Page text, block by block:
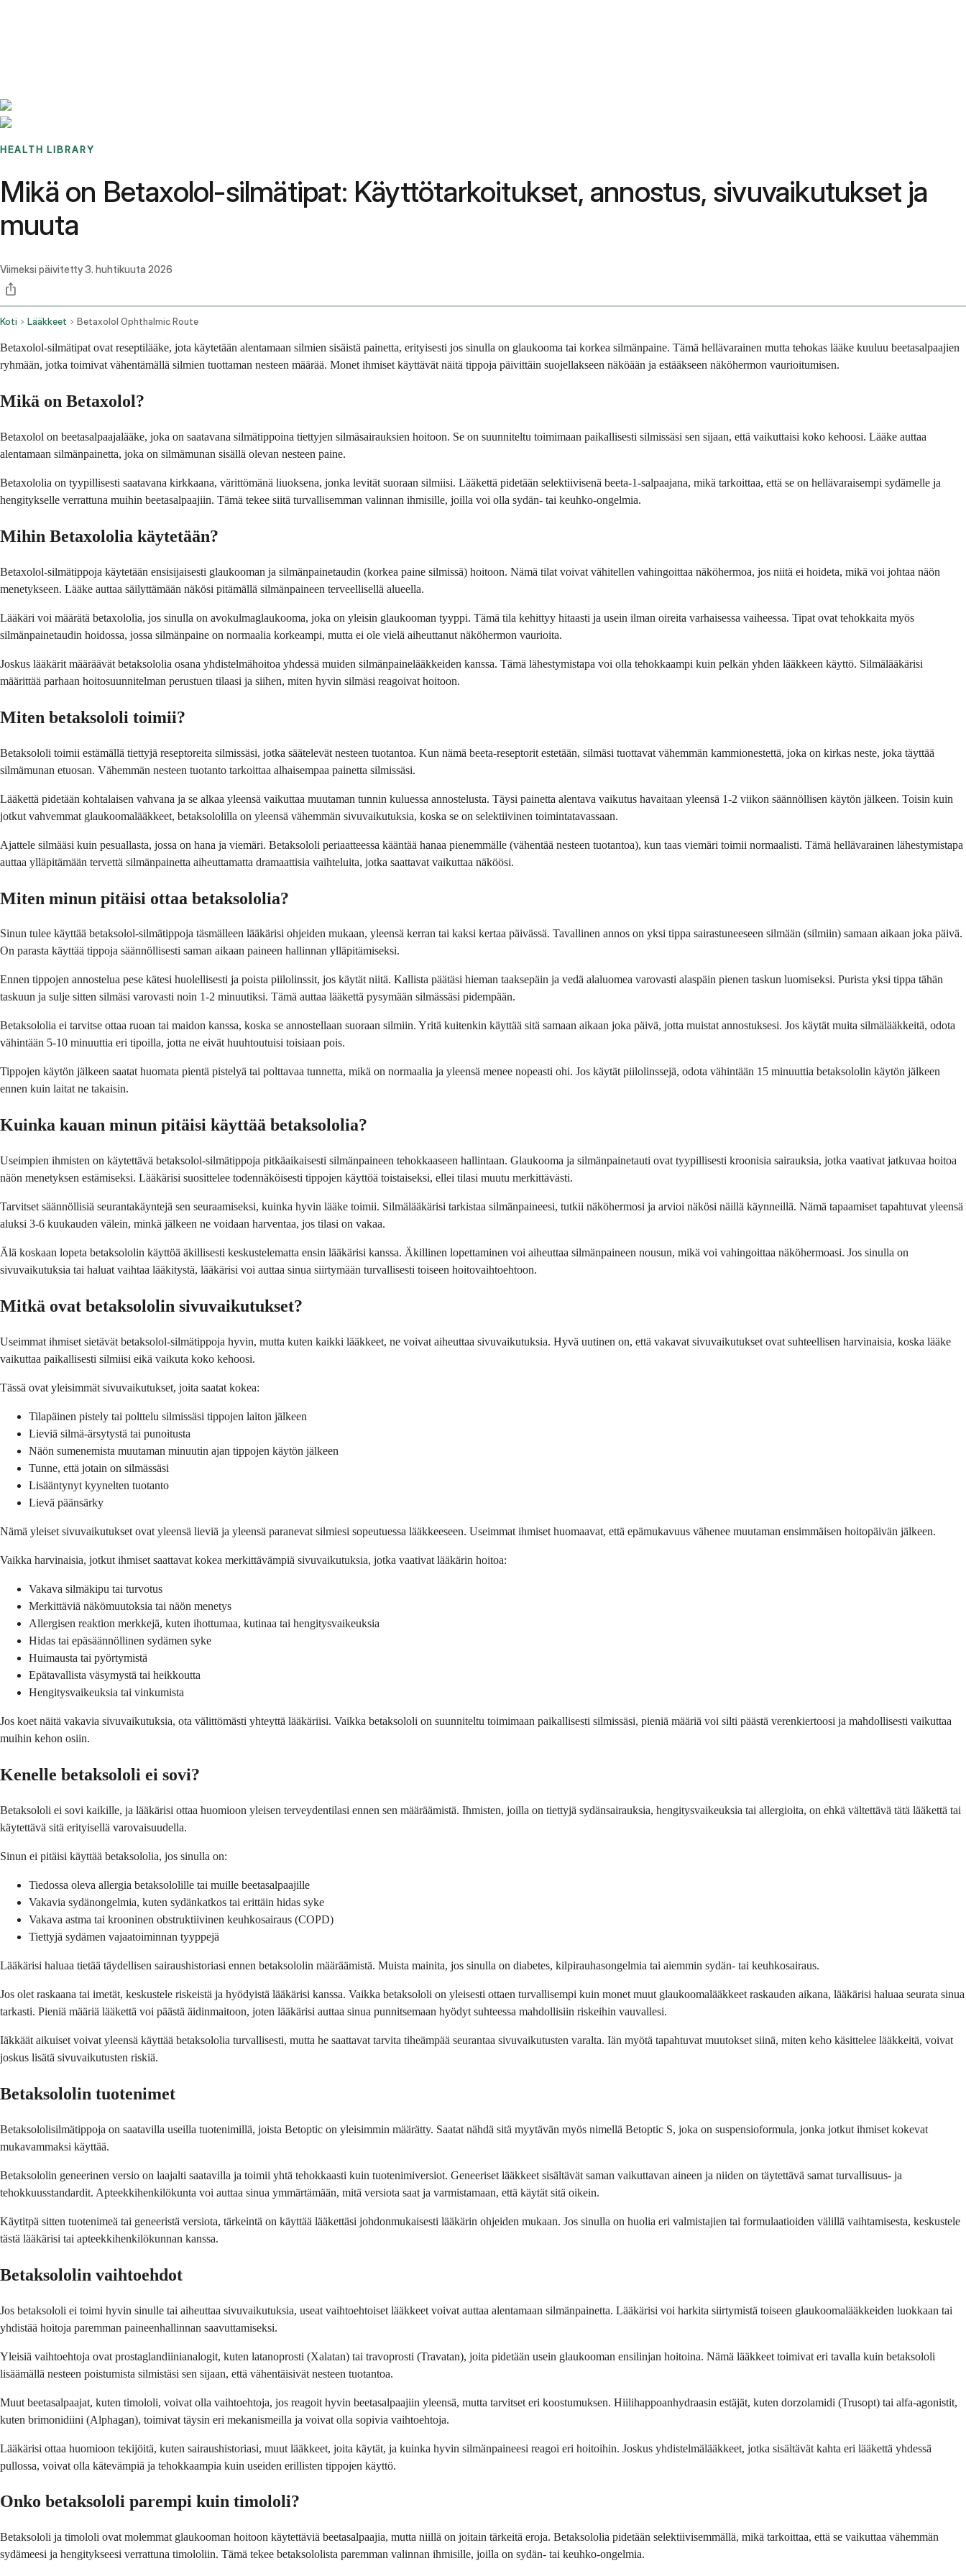
HEALTH LIBRARY
Mikä on Betaxolol-silmätipat: Käyttötarkoitukset, annostus, sivuvaikutukset ja
muuta
Viimeksi päivitetty3. huhtikuuta 2026
Koti Lääkkeet Betaxolol Ophthalmic Route
Betaxolol-silmätipat ovat reseptilääke, jota käytetään alentamaan silmien sisäistä painetta, erityisesti jos sinulla on glaukooma tai korkea silmänpaine. Tämä hellävarainen mutta tehokas lääke kuuluu beetasalpaajien
ryhmään, jotka toimivat vähentämällä silmien tuottaman nesteen määrää. Monet ihmiset käyttävät näitä tippoja päivittäin suojellakseen näköään ja estääkseen näköhermon vaurioitumisen.
Mikä on Betaxolol?
Betaxolol on beetasalpaajalääke, joka on saatavana silmätippoina tiettyjen silmäsairauksien hoitoon. Se on suunniteltu toimimaan paikallisesti silmissäsi sen sijaan, että vaikuttaisi koko kehoosi. Lääke auttaa
alentamaan silmänpainetta, joka on silmämunan sisällä olevan nesteen paine.
Betaxololia on tyypillisesti saatavana kirkkaana, värittömänä liuoksena, jonka levität suoraan silmiisi. Lääkettä pidetään selektiivisenä beeta-1-salpaajana, mikä tarkoittaa, että se on hellävaraisempi sydämelle ja
hengitykselle verrattuna muihin beetasalpaajiin. Tämä tekee siitä turvallisemman valinnan ihmisille, joilla voi olla sydän- tai keuhko-ongelmia.
Mihin Betaxololia käytetään?
Betaxolol-silmätippoja käytetään ensisijaisesti glaukooman ja silmänpainetaudin (korkea paine silmissä) hoitoon. Nämä tilat voivat vähitellen vahingoittaa näköhermoa, jos niitä ei hoideta, mikä voi johtaa näön
menetykseen. Lääke auttaa säilyttämään näkösi pitämällä silmänpaineen terveellisellä alueella.
Lääkäri voi määrätä betaxololia, jos sinulla on avokulmaglaukooma, joka on yleisin glaukooman tyyppi. Tämä tila kehittyy hitaasti ja usein ilman oireita varhaisessa vaiheessa. Tipat ovat tehokkaita myös
silmänpainetaudin hoidossa, jossa silmänpaine on normaalia korkeampi, mutta ei ole vielä aiheuttanut näköhermon vaurioita.
Joskus lääkärit määräävät betaksololia osana yhdistelmähoitoa yhdessä muiden silmänpainelääkkeiden kanssa. Tämä lähestymistapa voi olla tehokkaampi kuin pelkän yhden lääkkeen käyttö. Silmälääkärisi
määrittää parhaan hoitosuunnitelman perustuen tilaasi ja siihen, miten hyvin silmäsi reagoivat hoitoon.
Miten betaksololi toimii?
Betaksololi toimii estämällä tiettyjä reseptoreita silmissäsi, jotka säätelevät nesteen tuotantoa. Kun nämä beeta-reseptorit estetään, silmäsi tuottavat vähemmän kammionestettä, joka on kirkas neste, joka täyttää
silmämunan etuosan. Vähemmän nesteen tuotanto tarkoittaa alhaisempaa painetta silmissäsi.
Lääkettä pidetään kohtalaisen vahvana ja se alkaa yleensä vaikuttaa muutaman tunnin kuluessa annostelusta. Täysi painetta alentava vaikutus havaitaan yleensä 1-2 viikon säännöllisen käytön jälkeen. Toisin kuin
jotkut vahvemmat glaukoomalääkkeet, betaksololilla on yleensä vähemmän sivuvaikutuksia, koska se on selektiivinen toimintatavassaan.
Ajattele silmääsi kuin pesuallasta, jossa on hana ja viemäri. Betaksololi periaatteessa kääntää hanaa pienemmälle (vähentää nesteen tuotantoa), kun taas viemäri toimii normaalisti. Tämä hellävarainen lähestymistapa
auttaa ylläpitämään tervettä silmänpainetta aiheuttamatta dramaattisia vaihteluita, jotka saattavat vaikuttaa näköösi.
Miten minun pitäisi ottaa betaksololia?
Sinun tulee käyttää betaksolol-silmätippoja täsmälleen lääkärisi ohjeiden mukaan, yleensä kerran tai kaksi kertaa päivässä. Tavallinen annos on yksi tippa sairastuneeseen silmään (silmiin) samaan aikaan joka päivä.
On parasta käyttää tippoja säännöllisesti saman aikaan paineen hallinnan ylläpitämiseksi.
Ennen tippojen annostelua pese kätesi huolellisesti ja poista piilolinssit, jos käytät niitä. Kallista päätäsi hieman taaksepäin ja vedä alaluomea varovasti alaspäin pienen taskun luomiseksi. Purista yksi tippa tähän
taskuun ja sulje sitten silmäsi varovasti noin 1-2 minuutiksi. Tämä auttaa lääkettä pysymään silmässäsi pidempään.
Betaksololia ei tarvitse ottaa ruoan tai maidon kanssa, koska se annostellaan suoraan silmiin. Yritä kuitenkin käyttää sitä samaan aikaan joka päivä, jotta muistat annostuksesi. Jos käytät muita silmälääkkeitä, odota
vähintään 5-10 minuuttia eri tipoilla, jotta ne eivät huuhtoutuisi toisiaan pois.
Tippojen käytön jälkeen saatat huomata pientä pistelyä tai polttavaa tunnetta, mikä on normaalia ja yleensä menee nopeasti ohi. Jos käytät piilolinssejä, odota vähintään 15 minuuttia betaksololin käytön jälkeen
ennen kuin laitat ne takaisin.
Kuinka kauan minun pitäisi käyttää betaksololia?
Useimpien ihmisten on käytettävä betaksolol-silmätippoja pitkäaikaisesti silmänpaineen tehokkaaseen hallintaan. Glaukooma ja silmänpainetauti ovat tyypillisesti kroonisia sairauksia, jotka vaativat jatkuvaa hoitoa
näön menetyksen estämiseksi. Lääkärisi suosittelee todennäköisesti tippojen käyttöä toistaiseksi, ellei tilasi muutu merkittävästi.
Tarvitset säännöllisiä seurantakäyntejä sen seuraamiseksi, kuinka hyvin lääke toimii. Silmälääkärisi tarkistaa silmänpaineesi, tutkii näköhermosi ja arvioi näkösi näillä käynneillä. Nämä tapaamiset tapahtuvat yleensä
aluksi 3-6 kuukauden välein, minkä jälkeen ne voidaan harventaa, jos tilasi on vakaa.
Älä koskaan lopeta betaksololin käyttöä äkillisesti keskustelematta ensin lääkärisi kanssa. Äkillinen lopettaminen voi aiheuttaa silmänpaineen nousun, mikä voi vahingoittaa näköhermoasi. Jos sinulla on
sivuvaikutuksia tai haluat vaihtaa lääkitystä, lääkärisi voi auttaa sinua siirtymään turvallisesti toiseen hoitovaihtoehtoon.
Mitkä ovat betaksololin sivuvaikutukset?
Useimmat ihmiset sietävät betaksolol-silmätippoja hyvin, mutta kuten kaikki lääkkeet, ne voivat aiheuttaa sivuvaikutuksia. Hyvä uutinen on, että vakavat sivuvaikutukset ovat suhteellisen harvinaisia, koska lääke
vaikuttaa paikallisesti silmiisi eikä vaikuta koko kehoosi.
Tässä ovat yleisimmät sivuvaikutukset, joita saatat kokea:
Tilapäinen pistely tai polttelu silmissäsi tippojen laiton jälkeen
Lieviä silmä-ärsytystä tai punoitusta
Näön sumenemista muutaman minuutin ajan tippojen käytön jälkeen
Tunne, että jotain on silmässäsi
Lisääntynyt kyynelten tuotanto
Lievä päänsärky
Nämä yleiset sivuvaikutukset ovat yleensä lieviä ja yleensä paranevat silmiesi sopeutuessa lääkkeeseen. Useimmat ihmiset huomaavat, että epämukavuus vähenee muutaman ensimmäisen hoitopäivän jälkeen.
Vaikka harvinaisia, jotkut ihmiset saattavat kokea merkittävämpiä sivuvaikutuksia, jotka vaativat lääkärin hoitoa:
Vakava silmäkipu tai turvotus
Merkittäviä näkömuutoksia tai näön menetys
Allergisen reaktion merkkejä, kuten ihottumaa, kutinaa tai hengitysvaikeuksia
Hidas tai epäsäännöllinen sydämen syke
Huimausta tai pyörtymistä
Epätavallista väsymystä tai heikkoutta
Hengitysvaikeuksia tai vinkumista
Jos koet näitä vakavia sivuvaikutuksia, ota välittömästi yhteyttä lääkäriisi. Vaikka betaksololi on suunniteltu toimimaan paikallisesti silmissäsi, pieniä määriä voi silti päästä verenkiertoosi ja mahdollisesti vaikuttaa
muihin kehon osiin.
Kenelle betaksololi ei sovi?
Betaksololi ei sovi kaikille, ja lääkärisi ottaa huomioon yleisen terveydentilasi ennen sen määräämistä. Ihmisten, joilla on tiettyjä sydänsairauksia, hengitysvaikeuksia tai allergioita, on ehkä vältettävä tätä lääkettä tai
käytettävä sitä erityisellä varovaisuudella.
Sinun ei pitäisi käyttää betaksololia, jos sinulla on:
Tiedossa oleva allergia betaksololille tai muille beetasalpaajille
Vakavia sydänongelmia, kuten sydänkatkos tai erittäin hidas syke
Vakava astma tai krooninen obstruktiivinen keuhkosairaus (COPD)
Tiettyjä sydämen vajaatoiminnan tyyppejä
Lääkärisi haluaa tietää täydellisen sairaushistoriasi ennen betaksololin määräämistä. Muista mainita, jos sinulla on diabetes, kilpirauhasongelmia tai aiemmin sydän- tai keuhkosairaus.
Jos olet raskaana tai imetät, keskustele riskeistä ja hyödyistä lääkärisi kanssa. Vaikka betaksololi on yleisesti ottaen turvallisempi kuin monet muut glaukoomalääkkeet raskauden aikana, lääkärisi haluaa seurata sinua
tarkasti. Pieniä määriä lääkettä voi päästä äidinmaitoon, joten lääkärisi auttaa sinua punnitsemaan hyödyt suhteessa mahdollisiin riskeihin vauvallesi.
Iäkkäät aikuiset voivat yleensä käyttää betaksololia turvallisesti, mutta he saattavat tarvita tiheämpää seurantaa sivuvaikutusten varalta. Iän myötä tapahtuvat muutokset siinä, miten keho käsittelee lääkkeitä, voivat
joskus lisätä sivuvaikutusten riskiä.
Betaksololin tuotenimet
Betaksololisilmätippoja on saatavilla useilla tuotenimillä, joista Betoptic on yleisimmin määrätty. Saatat nähdä sitä myytävän myös nimellä Betoptic S, joka on suspensioformula, jonka jotkut ihmiset kokevat
mukavammaksi käyttää.
Betaksololin geneerinen versio on laajalti saatavilla ja toimii yhtä tehokkaasti kuin tuotenimiversiot. Geneeriset lääkkeet sisältävät saman vaikuttavan aineen ja niiden on täytettävä samat turvallisuus- ja
tehokkuusstandardit. Apteekkihenkilökunta voi auttaa sinua ymmärtämään, mitä versiota saat ja varmistamaan, että käytät sitä oikein.
Käytitpä sitten tuotenimeä tai geneeristä versiota, tärkeintä on käyttää lääkettäsi johdonmukaisesti lääkärin ohjeiden mukaan. Jos sinulla on huolia eri valmistajien tai formulaatioiden välillä vaihtamisesta, keskustele
tästä lääkärisi tai apteekkihenkilökunnan kanssa.
Betaksololin vaihtoehdot
Jos betaksololi ei toimi hyvin sinulle tai aiheuttaa sivuvaikutuksia, useat vaihtoehtoiset lääkkeet voivat auttaa alentamaan silmänpainetta. Lääkärisi voi harkita siirtymistä toiseen glaukoomalääkkeiden luokkaan tai
yhdistää hoitoja paremman paineenhallinnan saavuttamiseksi.
Yleisiä vaihtoehtoja ovat prostaglandiinianalogit, kuten latanoprosti (Xalatan) tai travoprosti (Travatan), joita pidetään usein glaukooman ensilinjan hoitoina. Nämä lääkkeet toimivat eri tavalla kuin betaksololi
lisäämällä nesteen poistumista silmistäsi sen sijaan, että vähentäisivät nesteen tuotantoa.
Muut beetasalpaajat, kuten timololi, voivat olla vaihtoehtoja, jos reagoit hyvin beetasalpaajiin yleensä, mutta tarvitset eri koostumuksen. Hiilihappoanhydraasin estäjät, kuten dorzolamidi (Trusopt) tai alfa-agonistit,
kuten brimonidiini (Alphagan), toimivat täysin eri mekanismeilla ja voivat olla sopivia vaihtoehtoja.
Lääkärisi ottaa huomioon tekijöitä, kuten sairaushistoriasi, muut lääkkeet, joita käytät, ja kuinka hyvin silmänpaineesi reagoi eri hoitoihin. Joskus yhdistelmälääkkeet, jotka sisältävät kahta eri lääkettä yhdessä
pullossa, voivat olla kätevämpiä ja tehokkaampia kuin useiden erillisten tippojen käyttö.
Onko betaksololi parempi kuin timololi?
Betaksololi ja timololi ovat molemmat glaukooman hoitoon käytettäviä beetasalpaajia, mutta niillä on joitain tärkeitä eroja. Betaksololia pidetään selektiivisemmällä, mikä tarkoittaa, että se vaikuttaa vähemmän
sydämeesi ja hengitykseesi verrattuna timololiin. Tämä tekee betaksololista paremman valinnan ihmisille, joilla on sydän- tai keuhko-ongelmia.